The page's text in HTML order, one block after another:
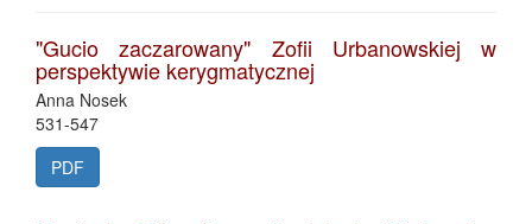
"Gucio zaczarowany" Zofii Urbanowskiej w
perspektywie kerygmatycznej
Anna Nosek
531-547
PDF